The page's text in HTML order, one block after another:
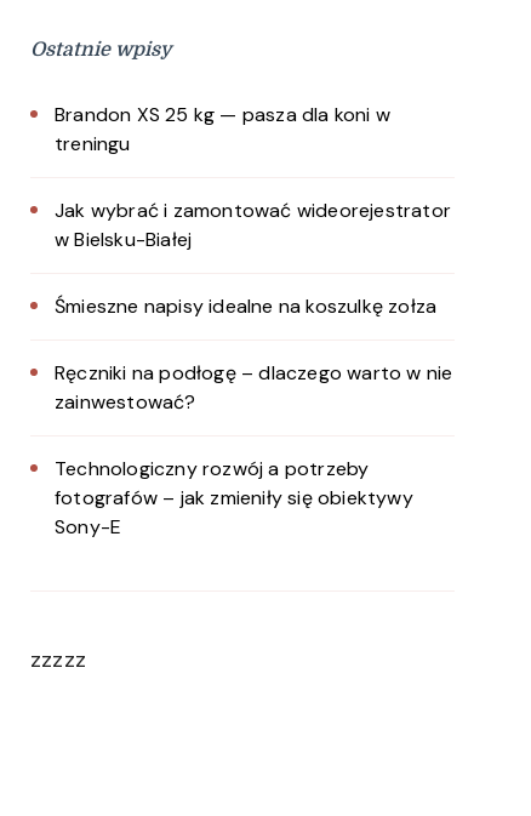
Ostatnie wpisy
Brandon XS 25 kg — pasza dla koni w
treningu
Jak wybrać i zamontować wideorejestrator
w Bielsku-Białej
Śmieszne napisy idealne na koszulkę zołza
Ręczniki na podłogę – dlaczego warto w nie
zainwestować?
Technologiczny rozwój a potrzeby
fotografów – jak zmieniły się obiektywy
Sony-E
zzzzz